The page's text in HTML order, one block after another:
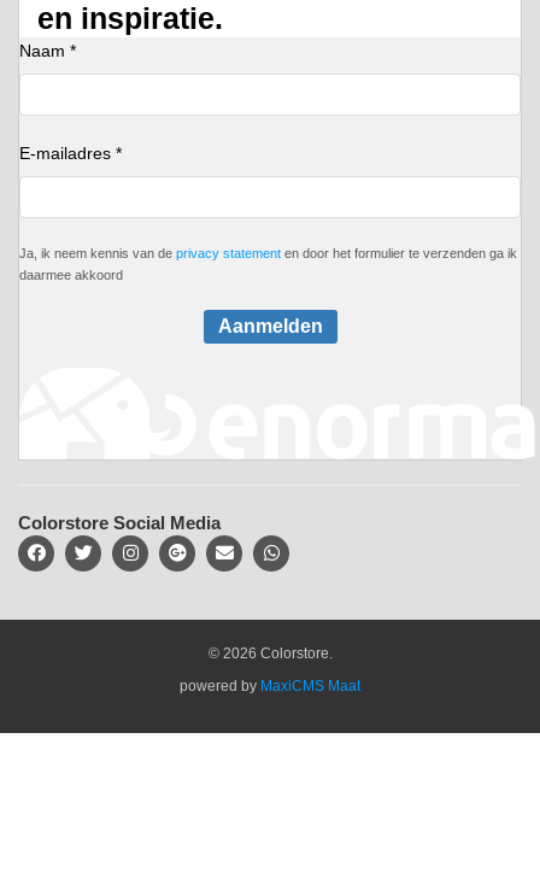
en inspiratie.
Naam *
E-mailadres *
Ja, ik neem kennis van de privacy statement en door het formulier te verzenden ga ik
daarmee akkoord
Aanmelden
Colorstore Social Media
© 2026 Colorstore.
powered by MaxiCMS Maat